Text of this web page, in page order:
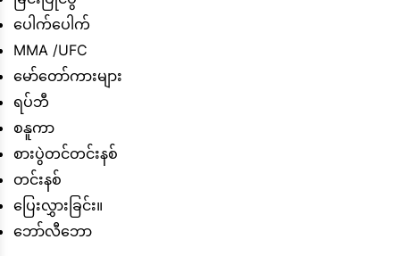
ပေါက်ပေါက်
MMA /UFC
မော်တော်ကားများ
ရပ်ဘီ
စနူကာ
စားပွဲတင်တင်းနစ်
တင်းနစ်
ပြေးလွှားခြင်း။
ဘော်လီဘော